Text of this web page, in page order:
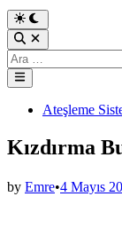
Arama:
Main
Menu
Posted Ateşleme
Kızdırma
by Emre•4 Mayıs